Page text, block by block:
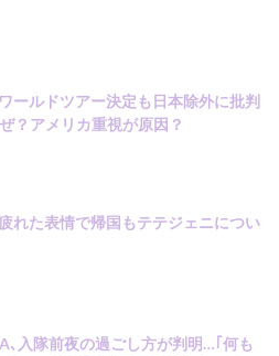
ールドツアー決定も日本除外に批判
？アメリカ重視が原因？
れた表情で帰国もテテジェニについ
､入隊前夜の過ごし方が判明…｢何も